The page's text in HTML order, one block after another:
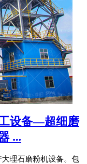
设备—超细磨
...
理石磨粉机设备。包